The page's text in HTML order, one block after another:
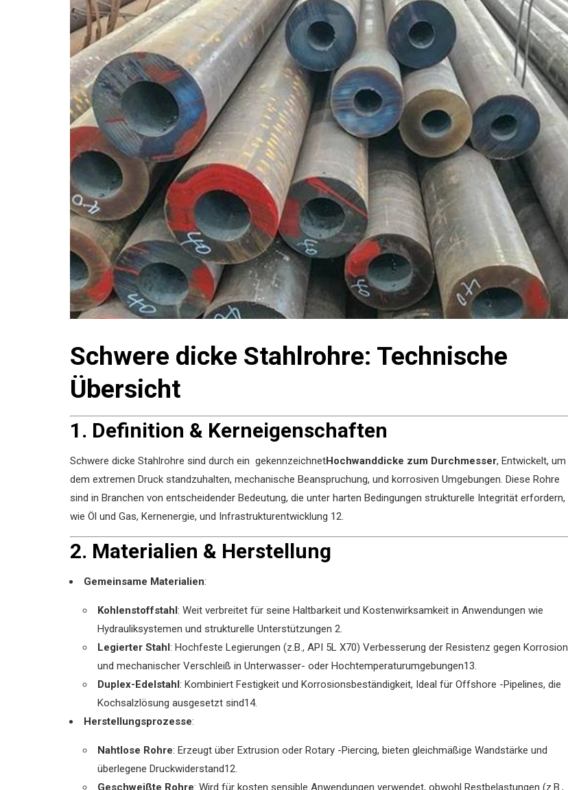
Schwere dicke Stahlrohre: Technische
Übersicht
1. Definition & Kerneigenschaften
Schwere dicke Stahlrohre sind durch ein ‌ gekennzeichnetHochwanddicke zum Durchmesser‌, Entwickelt, um
dem extremen Druck standzuhalten, mechanische Beanspruchung, und korrosiven Umgebungen. Diese Rohre
sind in Branchen von entscheidender Bedeutung, die unter harten Bedingungen strukturelle Integrität erfordern,
wie Öl und Gas, Kernenergie, und Infrastrukturentwicklung ‌ 12.
2. Materialien & Herstellung
Gemeinsame Materialien‌:
Kohlenstoffstahl‌: Weit verbreitet für seine Haltbarkeit und Kostenwirksamkeit in Anwendungen wie
Hydrauliksystemen und strukturelle Unterstützungen ‌ 2.
Legierter Stahl‌: Hochfeste Legierungen (z.B., API 5L X70) Verbesserung der Resistenz gegen Korrosion
und mechanischer Verschleiß in Unterwasser- oder Hochtemperaturumgebungen13.
Duplex-Edelstahl‌: Kombiniert Festigkeit und Korrosionsbeständigkeit, Ideal für Offshore -Pipelines, die
Kochsalzlösung ausgesetzt sind14.
Herstellungsprozesse‌:
Nahtlose Rohre‌: Erzeugt über Extrusion oder Rotary -Piercing, bieten gleichmäßige Wandstärke und
überlegene Druckwiderstand12.
Geschweißte Rohre‌: Wird für kosten sensible Anwendungen verwendet, obwohl Restbelastungen (z.B.,